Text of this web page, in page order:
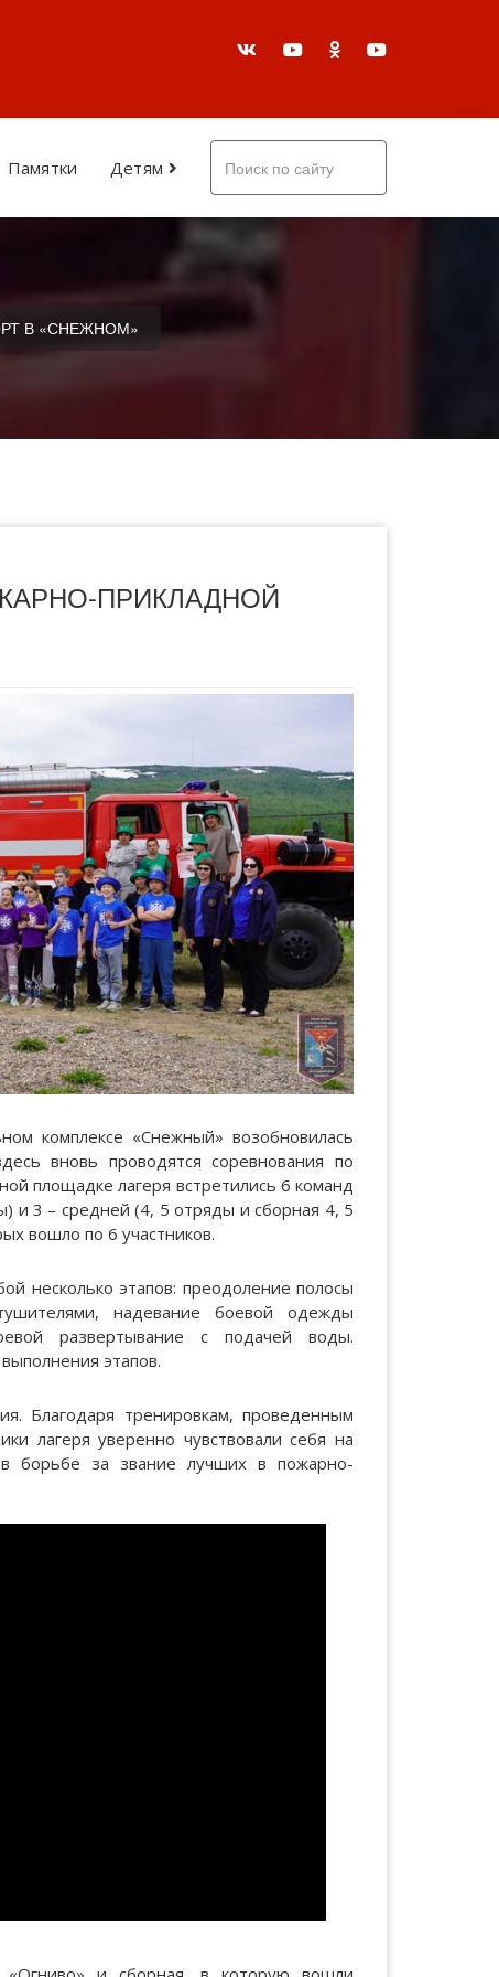
Памятки Детям
В «СНЕЖНОМ»
ПРИКЛАДНОЙ
комплексе «Снежный» возобновилась
вновь проводятся соревнования по
площадке лагеря встретились 6 команд
и 3 – средней (4, 5 отряды и сборная 4, 5
вошло по 6 участников.
несколько этапов: преодоление полосы
надевание боевой одежды
развертывание с подачей воды.
этапов.
Благодаря тренировкам, проведенным
лагеря уверенно чувствовали себя на
борьбе за звание лучших в пожарно-